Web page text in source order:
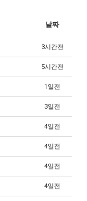
날짜
3시간전
5시간전
1일전
3일전
4일전
4일전
4일전
4일전